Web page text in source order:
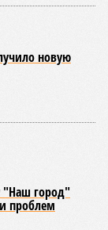
на
на площадке,
ещё даже не
объекта в
– рассказывают
Suns
компании